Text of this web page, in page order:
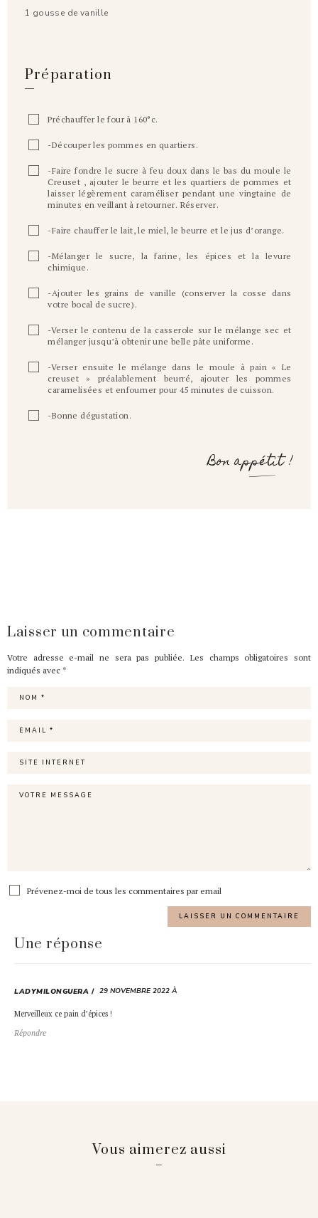
1 gousse de vanille
Préparation
Préchauffer le four à 160°c.
-Découper les pommes en quartiers.
-Faire fondre le sucre à feu doux dans le bas du moule le
Creuset , ajouter le beurre et les quartiers de pommes et
laisser légèrement caraméliser pendant une vingtaine de
minutes en veillant à retourner. Réserver.
-Faire chauffer le lait, le miel, le beurre et le jus d’orange.
-Mélanger le sucre, la farine, les épices et la levure
chimique.
-Ajouter les grains de vanille (conserver la cosse dans
votre bocal de sucre).
-Verser le contenu de la casserole sur le mélange sec et
mélanger jusqu’à obtenir une belle pâte uniforme.
-Verser ensuite le mélange dans le moule à pain « Le
creuset » préalablement beurré, ajouter les pommes
caramelisées et enfourner pour 45 minutes de cuisson.
-Bonne dégustation.
Bon appétit !
Laisser un commentaire
Votre adresse e-mail ne sera pas publiée. Les champs obligatoires sont
indiqués avec *
Prévenez-moi de tous les commentaires par email
Une réponse
LADYMILONGUERA 29 NOVEMBRE 2022 À
Merveilleux ce pain d’épices !
Répondre
Vous aimerez aussi